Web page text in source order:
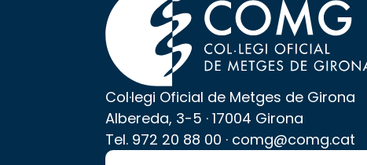
Col·legi Oficial de Metges de Girona
Albereda, 3-5 · 17004 Girona
Tel. 972 20 88 00 · comg@comg.cat